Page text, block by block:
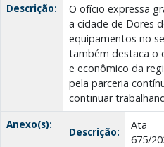
Descrição:
O ofício expressa
a cidade de Dores
equipamentos no
também destaca o
e econômico da
pela parceria
continuar
Anexo(s):
Descrição:
Ata
675/